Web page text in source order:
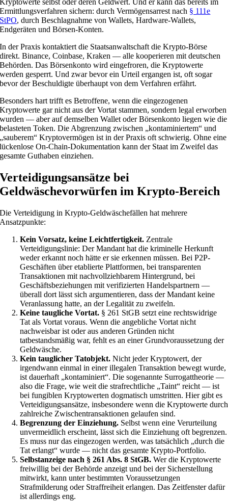
Kryptowerte selbst oder deren Geldwert. Und er kann das bereits im
Ermittlungsverfahren sichern: durch Vermögensarrest nach § 111e
StPO, durch Beschlagnahme von Wallets, Hardware-Wallets,
Endgeräten und Börsen-Konten.
In der Praxis kontaktiert die Staatsanwaltschaft die Krypto-Börse
direkt. Binance, Coinbase, Kraken — alle kooperieren mit deutschen
Behörden. Das Börsenkonto wird eingefroren, die Kryptowerte
werden gesperrt. Und zwar bevor ein Urteil ergangen ist, oft sogar
bevor der Beschuldigte überhaupt von dem Verfahren erfährt.
Besonders hart trifft es Betroffene, wenn die eingezogenen
Kryptowerte gar nicht aus der Vortat stammen, sondern legal erworben
wurden — aber auf demselben Wallet oder Börsenkonto liegen wie die
belasteten Token. Die Abgrenzung zwischen „kontaminiertem“ und
„sauberem“ Kryptovermögen ist in der Praxis oft schwierig. Ohne eine
lückenlose On-Chain-Dokumentation kann der Staat im Zweifel das
gesamte Guthaben einziehen.
Verteidigungsansätze bei
Geldwäschevorwürfen im Krypto-Bereich
Die Verteidigung in Krypto-Geldwäschefällen hat mehrere
Ansatzpunkte:
Kein Vorsatz, keine Leichtfertigkeit. Zentrale
Verteidigungslinie: Der Mandant hat die kriminelle Herkunft
weder erkannt noch hätte er sie erkennen müssen. Bei P2P-
Geschäften über etablierte Plattformen, bei transparenten
Transaktionen mit nachvollziehbarem Hintergrund, bei
Geschäftsbeziehungen mit verifizierten Handelspartnern —
überall dort lässt sich argumentieren, dass der Mandant keine
Veranlassung hatte, an der Legalität zu zweifeln.
Keine taugliche Vortat. § 261 StGB setzt eine rechtswidrige
Tat als Vortat voraus. Wenn die angebliche Vortat nicht
nachweisbar ist oder aus anderen Gründen nicht
tatbestandsmäßig war, fehlt es an einer Grundvoraussetzung der
Geldwäsche.
Kein tauglicher Tatobjekt. Nicht jeder Kryptowert, der
irgendwann einmal in einer illegalen Transaktion bewegt wurde,
ist dauerhaft „kontaminiert“. Die sogenannte Surrogattheorie —
also die Frage, wie weit die strafrechtliche „Taint“ reicht — ist
bei fungiblen Kryptowerten dogmatisch umstritten. Hier gibt es
Verteidigungsansätze, insbesondere wenn die Kryptowerte durch
zahlreiche Zwischentransaktionen gelaufen sind.
Begrenzung der Einziehung. Selbst wenn eine Verurteilung
unvermeidlich erscheint, lässt sich die Einziehung oft begrenzen.
Es muss nur das eingezogen werden, was tatsächlich „durch die
Tat erlangt“ wurde — nicht das gesamte Krypto-Portfolio.
Selbstanzeige nach § 261 Abs. 8 StGB. Wer die Kryptowerte
freiwillig bei der Behörde anzeigt und bei der Sicherstellung
mitwirkt, kann unter bestimmten Voraussetzungen
Strafmilderung oder Straffreiheit erlangen. Das Zeitfenster dafür
ist allerdings eng.